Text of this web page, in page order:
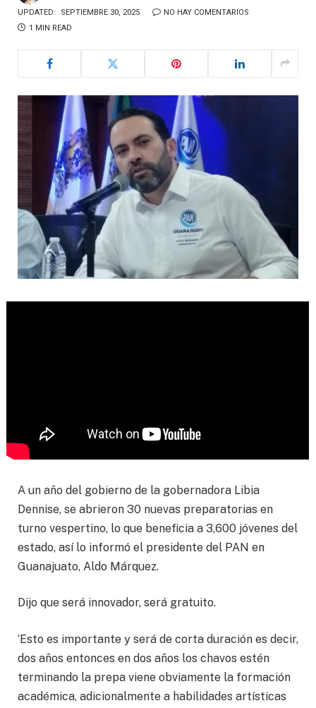
UPDATED: SEPTIEMBRE 30, 2025
NO HAY COMENTARIOS
1 MIN READ
A un año del gobierno de la gobernadora Libia
Dennise, se abrieron 30 nuevas preparatorias en
turno vespertino, lo que beneficia a 3,600 jóvenes del
estado, así lo informó el presidente del PAN en
Guanajuato, Aldo Márquez.
Dijo que será innovador, será gratuito.
‘Esto es importante y será de corta duración es decir,
dos años entonces en dos años los chavos estén
terminando la prepa viene obviamente la formación
académica, adicionalmente a habilidades artísticas